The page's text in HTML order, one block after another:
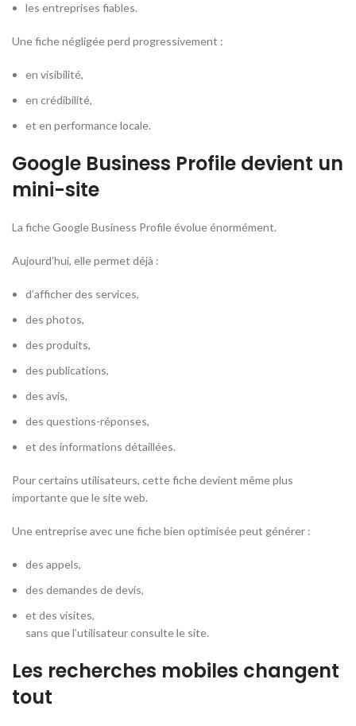
les entreprises fiables.
Une fiche négligée perd progressivement :
en visibilité,
en crédibilité,
et en performance locale.
Google Business Profile devient un
mini-site
La fiche Google Business Profile évolue énormément.
Aujourd’hui, elle permet déjà :
d’afficher des services,
des photos,
des produits,
des publications,
des avis,
des questions-réponses,
et des informations détaillées.
Pour certains utilisateurs, cette fiche devient même plus
importante que le site web.
Une entreprise avec une fiche bien optimisée peut générer :
des appels,
des demandes de devis,
et des visites,
sans que l’utilisateur consulte le site.
Les recherches mobiles changent
tout